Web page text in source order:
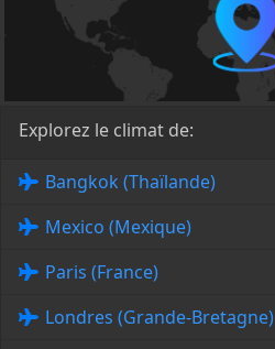
Explorez le climat de:
Bangkok (Thaïlande)
Mexico (Mexique)
Paris (France)
Londres (Grande-Bretagne)